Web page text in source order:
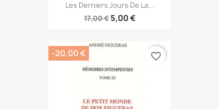
Les Derniers Jours De La...
17,00 € 5,00 €
-20,00 € favorite_border